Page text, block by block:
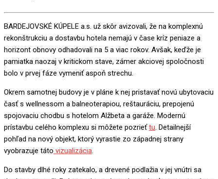
BARDEJOVSKÉ KÚPELE a.s. už skôr avizovali, že na komplexnú
rekonštrukciu a dostavbu hotela nemajú v čase kríz peniaze a
horizont obnovy odhadovali na 5 a viac rokov. Avšak, keďže je
pamiatka naozaj v kritickom stave, zámer akciovej spoločnosti
bolo v prvej fáze vymeniť aspoň strechu.
Okrem samotnej budovy je v pláne k nej pristavať novú ubytovaciu
časť s wellnessom a balneoterapiou, reštauráciu, prepojenú
spojovaciu chodbu s hotelom Alžbeta a garáže. Modernú
prístavbu celého komplexu si môžete pozrieťtu. Detailnejší
pohľad na nový objekt, ktorý vyrastie zo západnej strany
vyobrazuje táto vizualizácia.
Do stavby dlhé roky zatekalo, a drevené podlažia v jej vnútri sa